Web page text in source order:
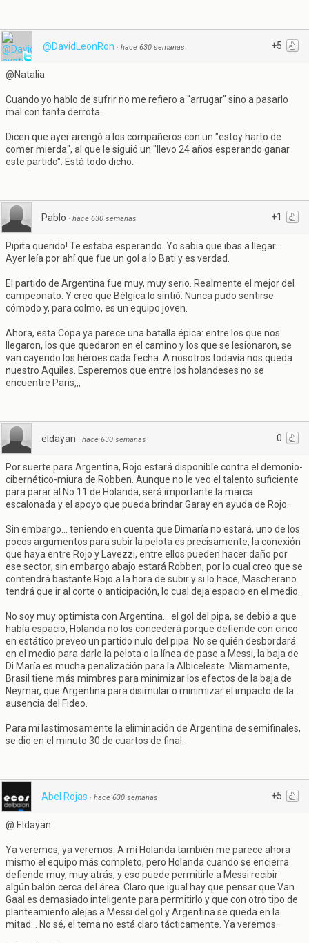
+5
@DavidLeonRon · hace 630 semanas
@Natalia
Cuando yo hablo de sufrir no me refiero a "arrugar" sino a pasarlo
mal con tanta derrota.
Dicen que ayer arengó a los compañeros con un "estoy harto de
comer mierda", al que le siguió un "llevo 24 años esperando ganar
este partido". Está todo dicho.
+1
Pablo · hace 630 semanas
Pipita querido! Te estaba esperando. Yo sabía que ibas a llegar...
Ayer leía por ahí que fue un gol a lo Bati y es verdad.
El partido de Argentina fue muy, muy serio. Realmente el mejor del
campeonato. Y creo que Bélgica lo sintió. Nunca pudo sentirse
cómodo y, para colmo, es un equipo joven.
Ahora, esta Copa ya parece una batalla épica: entre los que nos
llegaron, los que quedaron en el camino y los que se lesionaron, se
van cayendo los héroes cada fecha. A nosotros todavía nos queda
nuestro Aquiles. Esperemos que entre los holandeses no se
encuentre Paris,,,
0
eldayan · hace 630 semanas
Por suerte para Argentina, Rojo estará disponible contra el demonio-
cibernético-miura de Robben. Aunque no le veo el talento suficiente
para parar al No.11 de Holanda, será importante la marca
escalonada y el apoyo que pueda brindar Garay en ayuda de Rojo.
Sin embargo... teniendo en cuenta que Dimaría no estará, uno de los
pocos argumentos para subir la pelota es precisamente, la conexión
que haya entre Rojo y Lavezzi, entre ellos pueden hacer daño por
ese sector; sin embargo abajo estará Robben, por lo cual creo que se
contendrá bastante Rojo a la hora de subir y si lo hace, Mascherano
tendrá que ir al corte o anticipación, lo cual deja espacio en el medio.
No soy muy optimista con Argentina... el gol del pipa, se debió a que
había espacio, Holanda no los concederá porque defiende con cinco
en estático preveo un partido nulo del pipa. No se quién desbordará
en el medio para darle la pelota o la línea de pase a Messi, la baja de
Di María es mucha penalización para la Albiceleste. Mismamente,
Brasil tiene más mimbres para minimizar los efectos de la baja de
Neymar, que Argentina para disimular o minimizar el impacto de la
ausencia del Fideo.
Para mí lastimosamente la eliminación de Argentina de semifinales,
se dio en el minuto 30 de cuartos de final.
+5
Abel Rojas · hace 630 semanas
@ Eldayan
Ya veremos, ya veremos. A mí Holanda también me parece ahora
mismo el equipo más completo, pero Holanda cuando se encierra
defiende muy, muy atrás, y eso puede permitirle a Messi recibir
algún balón cerca del área. Claro que igual hay que pensar que Van
Gaal es demasiado inteligente para permitirlo y que con otro tipo de
planteamiento alejas a Messi del gol y Argentina se queda en la
mitad... No sé, el tema no está claro tácticamente. Ya veremos.